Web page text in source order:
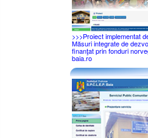
>>>Proiect implementat
Măsuri integrate de
finanţat prin fonduri
baia.ro